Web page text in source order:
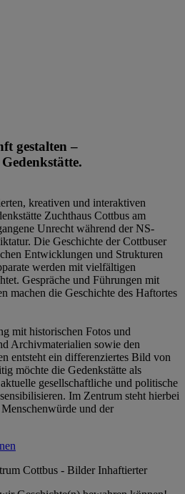
gestalten –
kreativen und interaktiven
Zuchthaus Cottbus am
Unrecht während der NS-
Die Geschichte der Cottbuser
Entwicklungen und Strukturen
werden mit vielfältigen
Gespräche und Führungen mit
machen die Geschichte des Haftortes
mit historischen Fotos und
Archivmaterialien sowie den
entsteht ein differenziertes Bild von
möchte die Gedenkstätte als
gesellschaftliche und politische
Im Zentrum steht hierbei
und der